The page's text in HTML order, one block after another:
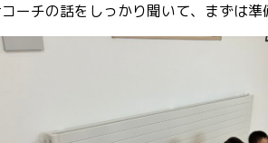
ーチの話をしっかり聞いて、まずは準